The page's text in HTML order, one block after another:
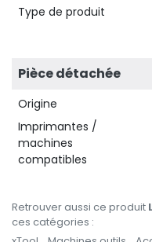
Type de produit
Pièce détachée
Origine
Imprimantes /
machines
compatibles
Retrouver aussi ce produit
ces catégories :